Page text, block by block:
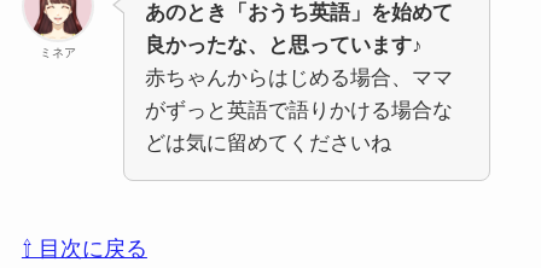
ミネア
あのとき「おうち英語」を始めて
良かったな、と思っています♪
赤ちゃんからはじめる場合、ママ
がずっと英語で語りかける場合な
どは気に留めてくださいね
⇧ 目次に戻る